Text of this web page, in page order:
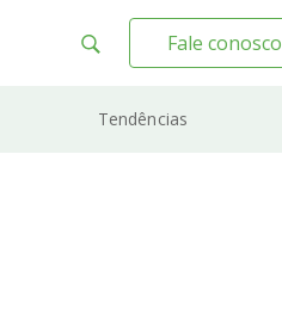
Fale conosco
Tendências